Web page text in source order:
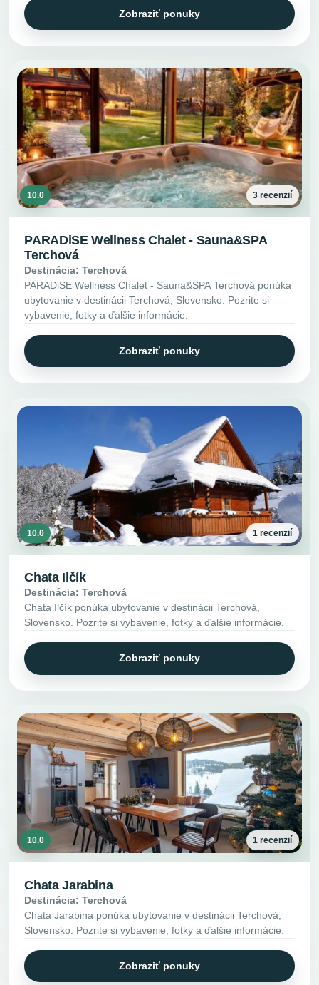
Zobraziť ponuky
10.0 3 recenzií
PARADiSE Wellness Chalet - Sauna&SPA
Terchová
Destinácia: Terchová
PARADiSE Wellness Chalet - Sauna&SPA Terchová ponúka
ubytovanie v destinácii Terchová, Slovensko. Pozrite si
vybavenie, fotky a ďalšie informácie.
Zobraziť ponuky
10.0 1 recenzií
Chata Ilčík
Destinácia: Terchová
Chata Ilčík ponúka ubytovanie v destinácii Terchová,
Slovensko. Pozrite si vybavenie, fotky a ďalšie informácie.
Zobraziť ponuky
10.0 1 recenzií
Chata Jarabina
Destinácia: Terchová
Chata Jarabina ponúka ubytovanie v destinácii Terchová,
Slovensko. Pozrite si vybavenie, fotky a ďalšie informácie.
Zobraziť ponuky